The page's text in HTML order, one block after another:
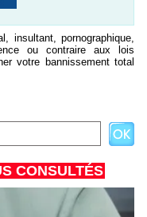
insultant, pornographique,
ou contraire aux lois
votre bannissement total
CONSULTÉS